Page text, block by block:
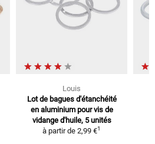
Louis
Lot de bagues d'étanchéité
en aluminium pour vis de
vidange d'huile, 5 unités
à partir de 2,99 €1